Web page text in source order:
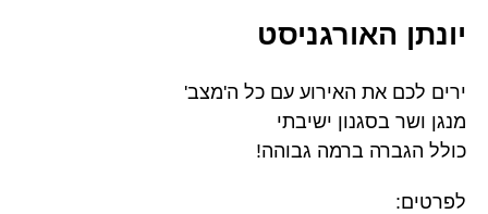
יונתן האורגניסט
ירים לכם את האירוע עם כל ה'מצב'
מנגן ושר בסגנון ישיבתי
כולל הגברה ברמה גבוהה!
לפרטים: